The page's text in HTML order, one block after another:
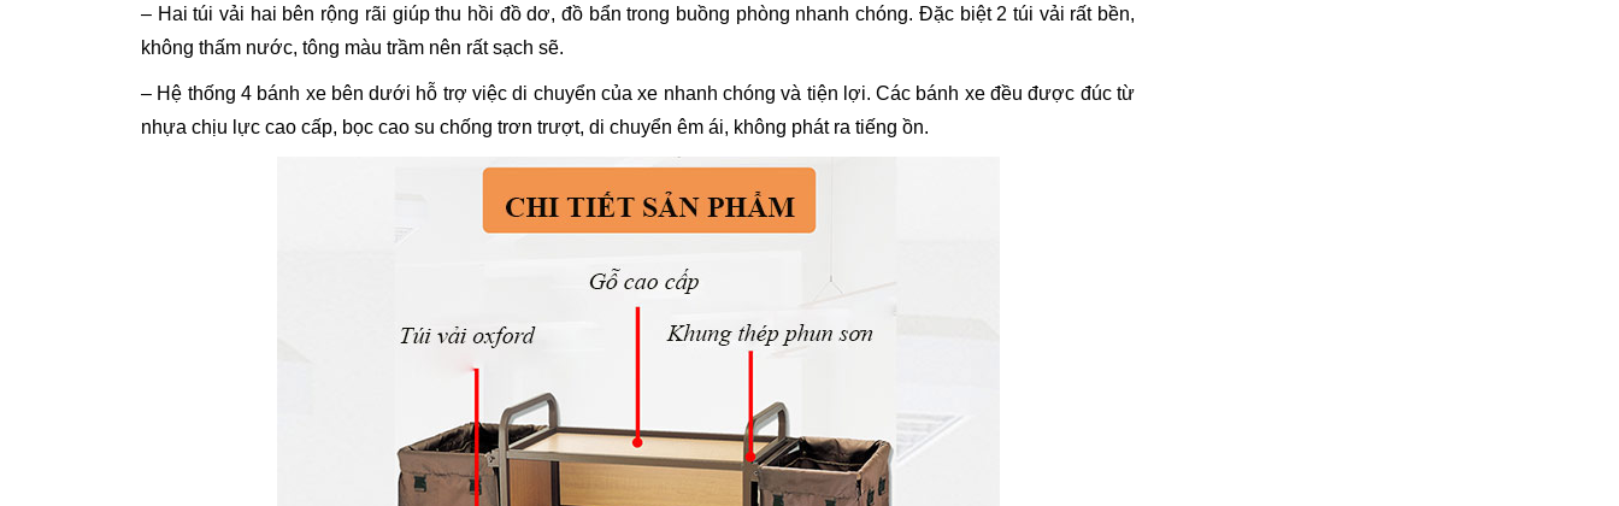
– Hai túi vải hai bên rộng rãi giúp thu hồi đồ dơ, đồ bẩn trong buồng phòng nhanh chóng. Đặc biệt 2 túi vải rất bền,
không thấm nước, tông màu trầm nên rất sạch sẽ.
– Hệ thống 4 bánh xe bên dưới hỗ trợ việc di chuyển của xe nhanh chóng và tiện lợi. Các bánh xe đều được đúc từ
nhựa chịu lực cao cấp, bọc cao su chống trơn trượt, di chuyển êm ái, không phát ra tiếng ồn.